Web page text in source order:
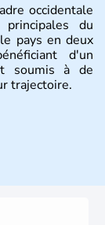
occidentale
du
pays en deux
d'un
soumis à de
trajectoire.
le Mexique